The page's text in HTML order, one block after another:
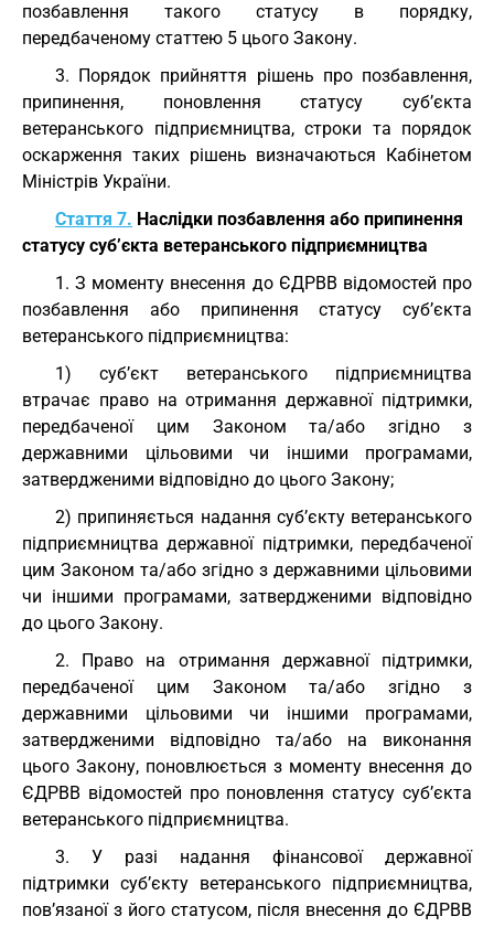
позбавлення такого статусу в порядку,
передбаченому статтею 5 цього Закону.
3. Порядок прийняття рішень про позбавлення,
припинення, поновлення статусу суб’єкта
ветеранського підприємництва, строки та порядок
оскарження таких рішень визначаються Кабінетом
Міністрів України.
Стаття 7. Наслідки позбавлення або припинення
статусу суб’єкта ветеранського підприємництва
1. З моменту внесення до ЄДРВВ відомостей про
позбавлення або припинення статусу суб’єкта
ветеранського підприємництва:
1) суб’єкт ветеранського підприємництва
втрачає право на отримання державної підтримки,
передбаченої цим Законом та/або згідно з
державними цільовими чи іншими програмами,
затвердженими відповідно до цього Закону;
2) припиняється надання суб’єкту ветеранського
підприємництва державної підтримки, передбаченої
цим Законом та/або згідно з державними цільовими
чи іншими програмами, затвердженими відповідно
до цього Закону.
2. Право на отримання державної підтримки,
передбаченої цим Законом та/або згідно з
державними цільовими чи іншими програмами,
затвердженими відповідно та/або на виконання
цього Закону, поновлюється з моменту внесення до
ЄДРВВ відомостей про поновлення статусу суб’єкта
ветеранського підприємництва.
3. У разі надання фінансової державної
підтримки суб’єкту ветеранського підприємництва,
пов’язаної з його статусом, після внесення до ЄДРВВ